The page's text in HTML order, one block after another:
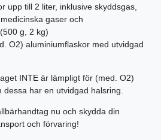
upp till 2 liter, inklusive skyddsgas,
gaser och
g, 2 kg)
O2) aluminiumflaskor med utvidgad
INTE är lämpligt för (med. O2)
har en utvidgad halsring.
nu och skydda din
och förvaring!